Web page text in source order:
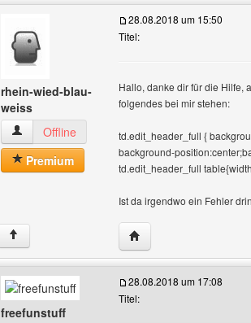
rhein-wied-blau-
weiss
rhein-wied-blau-weiss Benutzer-Profile
Offline
Premium
28.08.2018 um 15:50
Titel:
Hallo, danke dir für die Hilfe,
folgendes bei mir stehen:
td.edit_header_full {
background-
td.edit_header_full
Ist da irgendwo ein Fehler
↑ Website dieses
freefunstuff
28.08.2018 um 17:08
Titel: